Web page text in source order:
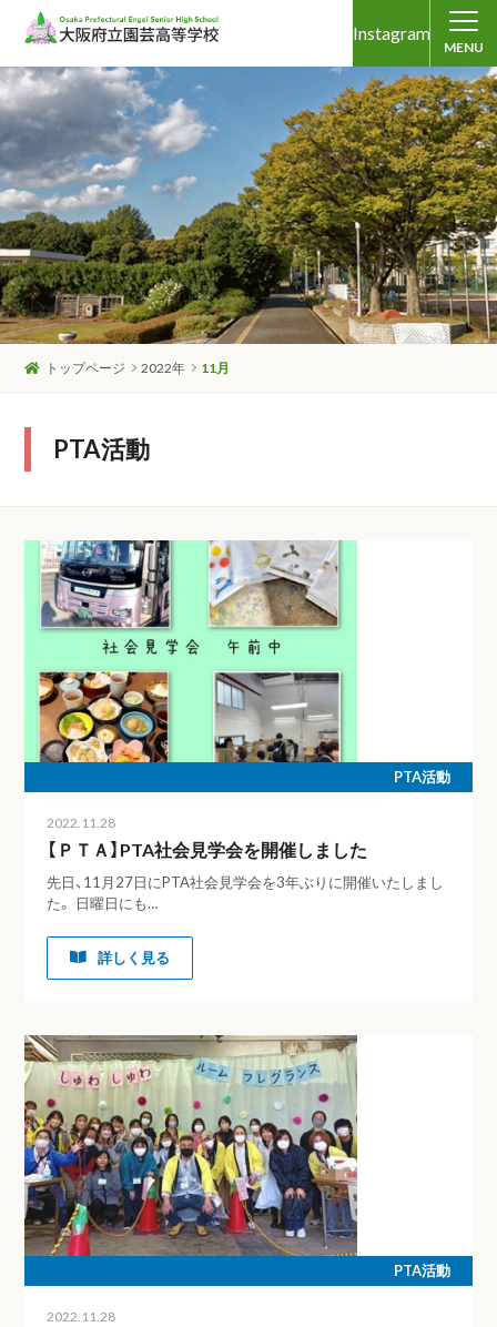
Instagram
MENU
トップページ 2022年 11月
PTA活動
PTA活動
2022.11.28
【ＰＴＡ】PTA社会見学会を開催しました
先日、11月27日にPTA社会見学会を3年ぶりに開催いたしまし
た。 日曜日にも…
詳しく見る
PTA活動
2022.11.28